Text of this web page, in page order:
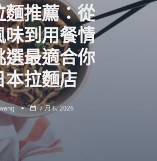
麵推薦：從
味到用餐情
選最適合你
本拉麵店
7 月 6, 2026